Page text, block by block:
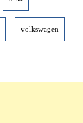
volkswagen